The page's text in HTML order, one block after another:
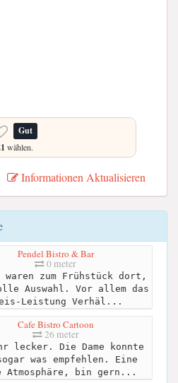
Gut
wählen.
Informationen Aktualisieren
Pendel Bistro & Bar
0 meter
zum Frühstück dort,
Auswahl. Vor allem das
Leistung Verhäl...
Cafe Bistro Cartoon
26 meter
lecker. Die Dame konnte
was empfehlen. Eine
Atmosphäre, bin gern...